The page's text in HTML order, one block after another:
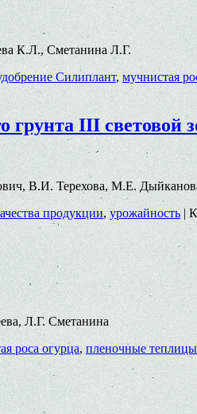
К.Л., Сметанина Л.Г.
Силиплант, мучнистая
грунта III световой
В.И. Терехова, М.Е.
продукции,урожайность |
Л.Г. Сметанина
роса огурца, пленочные теплицы